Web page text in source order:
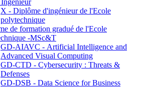
X - Diplôme d'ingénieur de l'Ecole
polytechnique
de formation gradué de l'Ecole
-MSc&T
GD-AIAVC - Artificial Intelligence and
Advanced Visual Computing
GD-CTD - Cybersecurity : Threats &
Defenses
GD-DSB - Data Science for Business